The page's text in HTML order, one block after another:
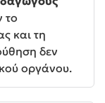
το
και τη
δεν
οργάνου.